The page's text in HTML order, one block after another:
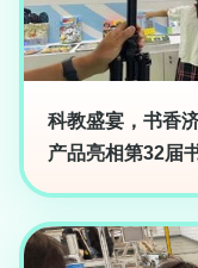
科教盛宴，书香
产品亮相第32届